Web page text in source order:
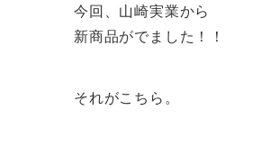
今回、山崎実業から
新商品がでました！！
それがこちら。